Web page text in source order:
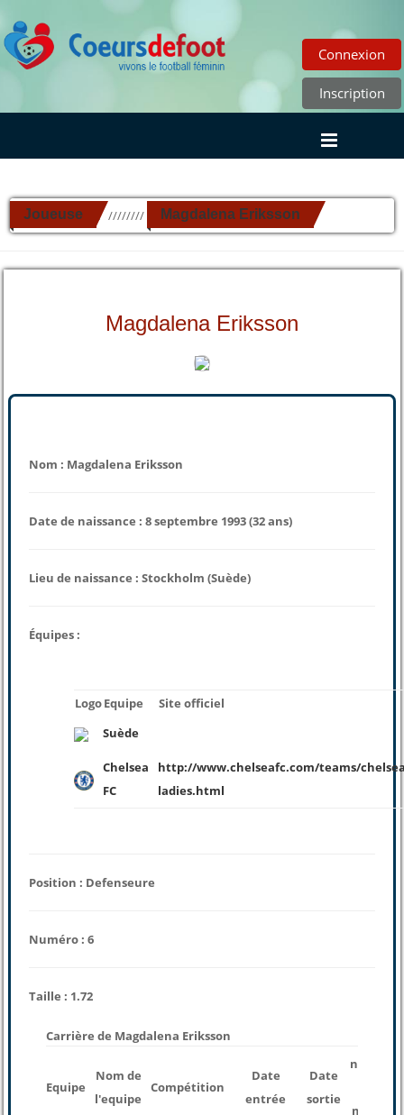
Connexion
Inscription
Joueuse ////////// Magdalena Eriksson
Magdalena Eriksson
Nom : Magdalena Eriksson
Date de naissance : 8 septembre 1993 (32 ans)
Lieu de naissance : Stockholm (Suède)
Équipes :
LogoEquipe
Site officiel
Suède
Chelsea
FC
http://www.chelseafc.com/teams/
ladies.html
Position : Defenseure
Numéro : 6
Taille : 1.72
Carrière de Magdalena Eriksson
Equipe
Nom de
l'equipe
Compétition
Date
entrée
Date
sortie
nombre
matchs